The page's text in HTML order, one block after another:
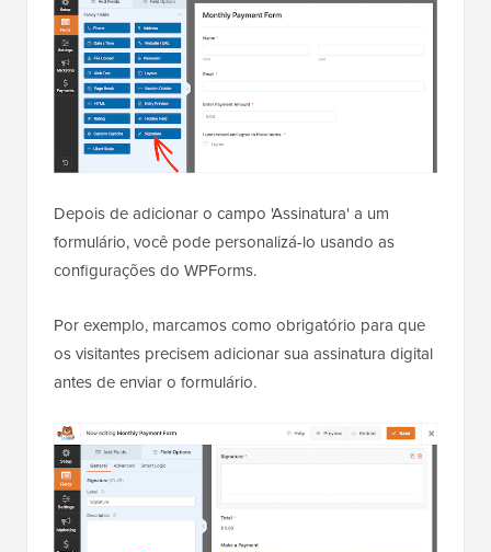
Depois de adicionar o campo 'Assinatura' a um
formulário, você pode personalizá-lo usando as
configurações do WPForms.
Por exemplo, marcamos como obrigatório para que
os visitantes precisem adicionar sua assinatura digital
antes de enviar o formulário.